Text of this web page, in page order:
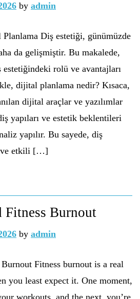
by admin
Diş estetiği, günümüzde
da gelişmiştir. Bu makalede,
rolü ve avantajları
dijital planlama nedir? Kısaca,
dijital araçlar ve yazılımlar
yapıları ve estetik beklentileri
yapılır. Bu sayede, diş
ve etkili […]
Burnout
by admin
Fitness burnout is a real
you least expect it. One moment,
workouts, and the next, you’re